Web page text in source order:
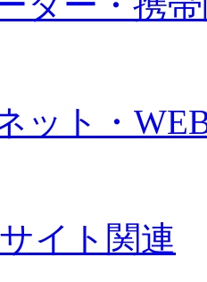
ット・
イト関連